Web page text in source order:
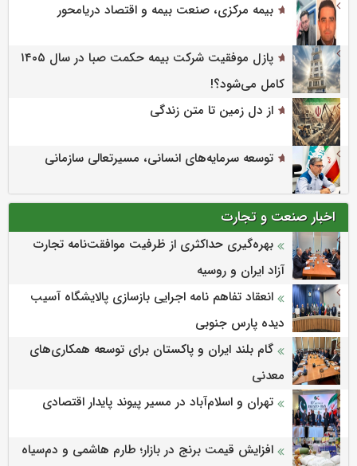
بیمه مرکزی، صنعت بیمه و اقتصاد دریامحور
پازل موفقیت شرکت بیمه حکمت صبا در سال ۱۴۰۵
کامل می‌شود؟!
از دل زمین تا متن زندگی
توسعه سرمایه‌های انسانی، مسیرتعالی سازمانی
اخبار صنعت و تجارت
بهره‌گیری حداکثری از ظرفیت موافقت‌نامه تجارت
آزاد ایران و روسیه
انعقاد تفاهم نامه اجرایی بازسازی پالایشگاه آسیب
دیده پارس جنوبی
گام بلند ایران و پاکستان برای توسعه همکاری‌های
معدنی
تهران و اسلام‌آباد در مسیر پیوند پایدار اقتصادی
افزایش قیمت برنج در بازار؛ طارم هاشمی و دم‌سیاه